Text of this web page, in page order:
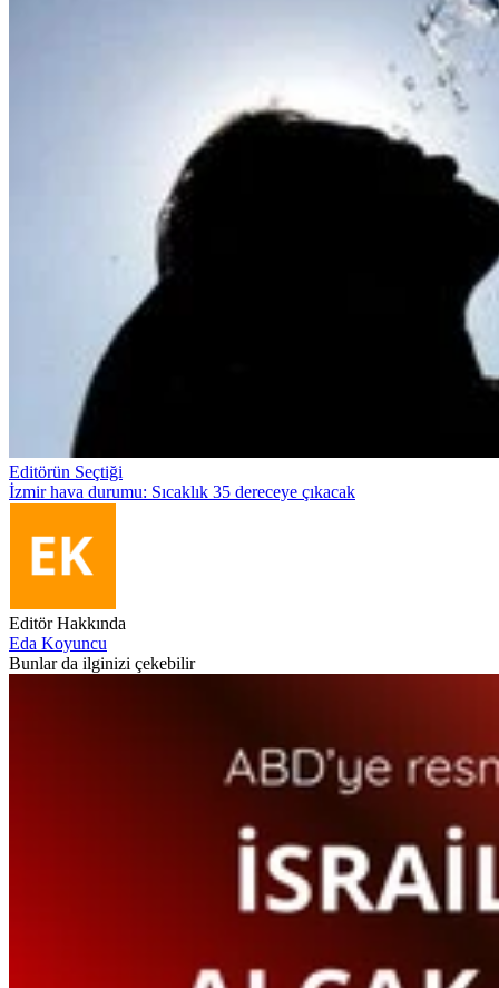
Editörün Seçtiği
İzmir hava durumu: Sıcaklık 35 dereceye çıkacak
Editör Hakkında
Eda Koyuncu
Bunlar da ilginizi çekebilir